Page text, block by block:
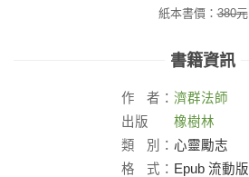
紙本書價：380元
書籍資訊
作 者： 濟群法師
出版
社：
橡樹林
類
別： 心靈勵志
格
式： Epub 流動版